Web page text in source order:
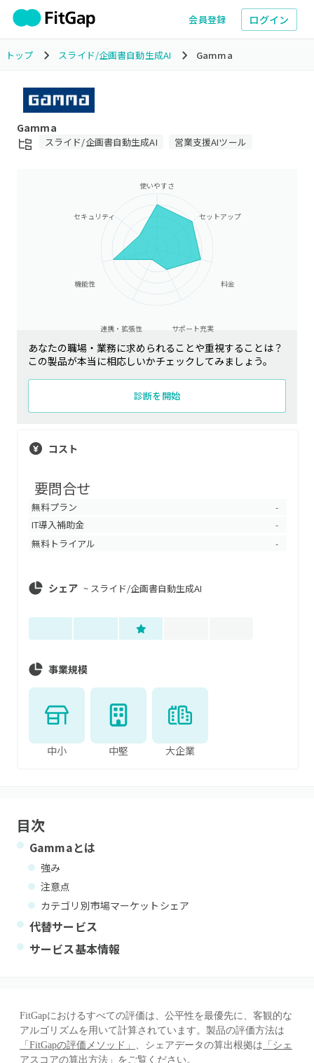
会員登録 ログイン
トップ スライド/企画書自動生成AI Gamma
Gamma
スライド/企画書自動生成AI 営業支援AIツール
使いやすさ
セットアップ
料金
サポート充実
連携・拡張性
機能性
セキュリティ
あなたの職場・業務に求められることや重視することは？
この製品が本当に相応しいかチェックしてみましょう。
診断を開始
コスト
要問合せ
無料プラン -
IT導入補助金 -
無料トライアル -
シェア ~ スライド/企画書自動生成AI
事業規模
中小 中堅 大企業
目次
Gammaとは
強み
注意点
カテゴリ別市場マーケットシェア
代替サービス
サービス基本情報
FitGapにおけるすべての評価は、公平性を最優先に、客観的な
アルゴリズムを用いて計算されています。製品の評価方法は
「FitGapの評価メソッド」 、シェアデータの算出根拠は 「シェ
アスコアの算出方法」 をご覧ください。